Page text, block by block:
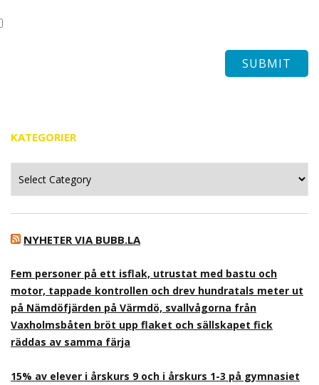
KATEGORIER
NYHETER VIA BUBB.LA
Fem personer på ett isflak, utrustat med bastu och
motor, tappade kontrollen och drev hundratals meter ut
på Nämdöfjärden på Värmdö, svallvågorna från
Vaxholmsbåten bröt upp flaket och sällskapet fick
räddas av samma färja
15% av elever i årskurs 9 och i årskurs 1-3 på gymnasiet